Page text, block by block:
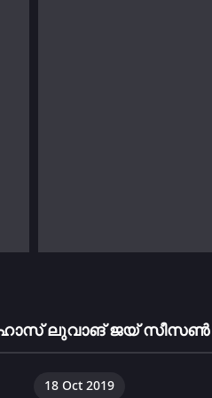
ലുവാങ് ജയ് സീസൺ
18 Oct 2019